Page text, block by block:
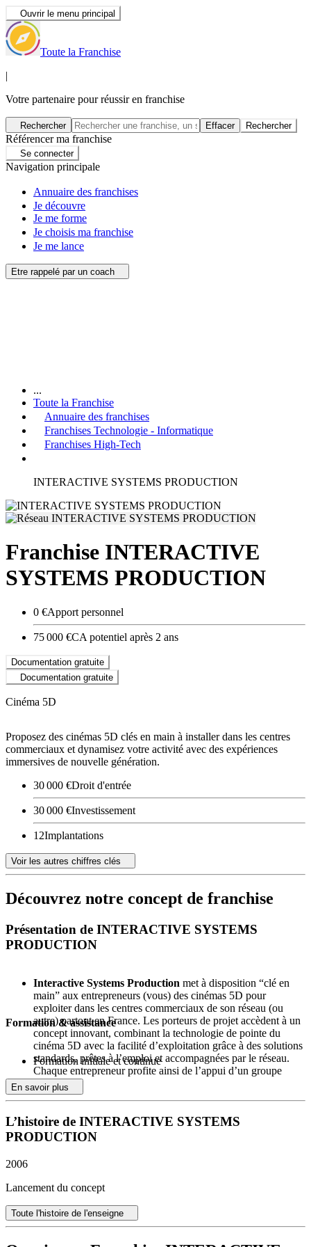
Ouvrir le menu principal
Toute la Franchise
|
Votre partenaire pour réussir en franchise
Rechercher Effacer Rechercher
Référencer ma franchise
Se connecter
Navigation principale
Annuaire des franchises
Je découvre
Je me forme
Je choisis ma franchise
Je me lance
Etre rappelé par un coach
...
Toute la Franchise
Annuaire des franchises
Franchises Technologie - Informatique
Franchises High-Tech
INTERACTIVE SYSTEMS PRODUCTION
Franchise INTERACTIVE
SYSTEMS PRODUCTION
0 €Apport personnel
75 000 €CA potentiel après 2 ans
Documentation gratuite
Documentation gratuite
Cinéma 5D
Proposez des cinémas 5D clés en main à installer dans les centres
commerciaux et dynamisez votre activité avec des expériences
immersives de nouvelle génération.
30 000 €Droit d'entrée
30 000 €Investissement
12Implantations
Voir les autres chiffres clés
Découvrez notre concept de franchise
Présentation de INTERACTIVE SYSTEMS
PRODUCTION
Interactive Systems Production met à disposition “clé en
main” aux entrepreneurs (vous) des cinémas 5D pour
exploiter dans les centres commerciaux de son réseau (ou
autre) partout en France. Les porteurs de projet accèdent à un
concept innovant, combinant la technologie de pointe du
cinéma 5D avec la facilité d’exploitation grâce à des solutions
standards, prêtes à l’emploi et accompagnées par le réseau.
Chaque entrepreneur profite ainsi de l’appui d’un groupe
expérimenté pour structurer son activité, bénéficier d’un
positionnement attractif au sein de zones à forte affluence et
Interactive Systems Productionne demande qu’un droit
d’entrée et rien d’autre. Cette politique tarifaire sans royalties
simplifie la gestion financière du projet et limite les frais
récurrents pour optimiser la rentabilité. Aucun apport
personnel n’est obligatoire pour rejoindre le réseau, facilitant
ainsi l’accès au concept à un grand nombre de profils
Formation & assistance
Formation initiale et continue
En savoir plus
L’histoire de INTERACTIVE SYSTEMS
PRODUCTION
2006
Lancement du concept
Toute l'histoire de l'enseigne